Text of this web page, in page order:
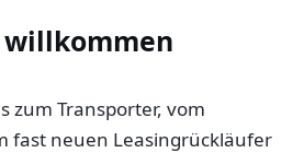
zum Transporter, vom
fast neuen Leasingrückläufer